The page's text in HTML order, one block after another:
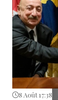
8 Août 17:38